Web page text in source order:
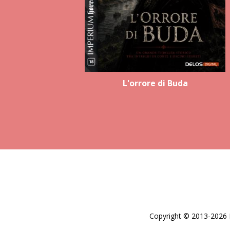
L'orrore di Buda
Copyright © 2013-2026